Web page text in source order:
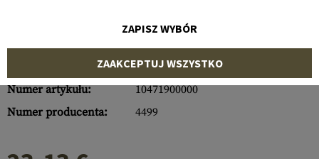
Numer artykułu:
10471900000
Numer producenta:
4499
ZAPISZ WYBÓR
ZAAKCEPTUJ WSZYSTKO